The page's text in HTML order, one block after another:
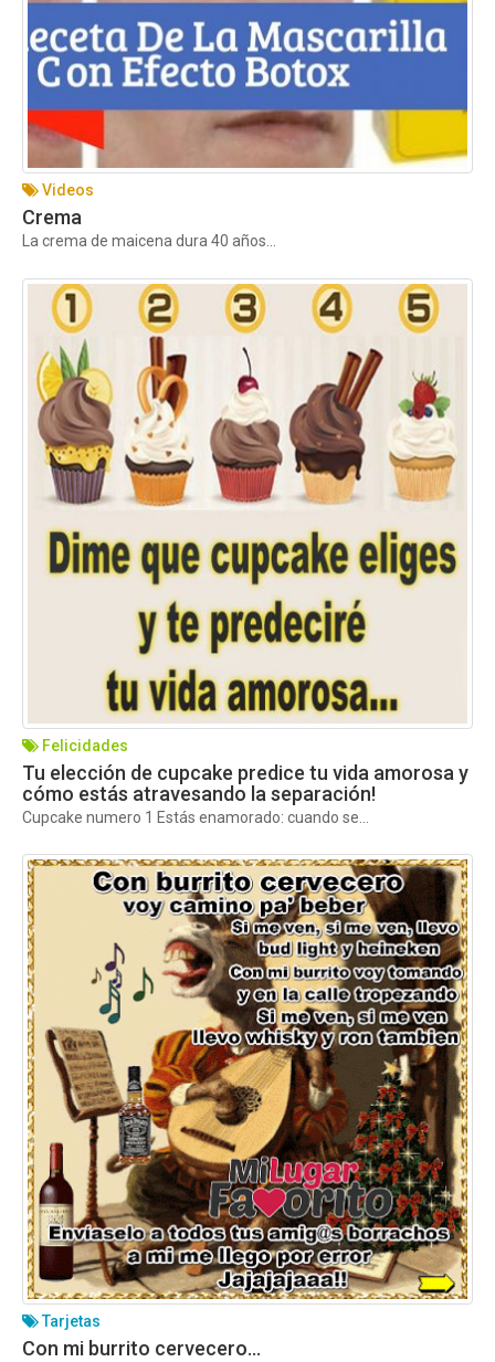
Videos
Crema
La crema de maicena dura 40 años...
Felicidades
Tu elección de cupcake predice tu vida amorosa y
cómo estás atravesando la separación!
Cupcake numero 1 Estás enamorado: cuando se...
Tarjetas
Con mi burrito cervecero…